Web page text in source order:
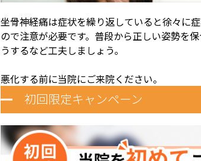
坐骨神経痛は症状を繰り返していると徐々に
ので注意が必要です。普段から正しい姿勢を
うするなど工夫しましょう。
悪化する前に当院にご来院ください。
初回限定キャンペーン